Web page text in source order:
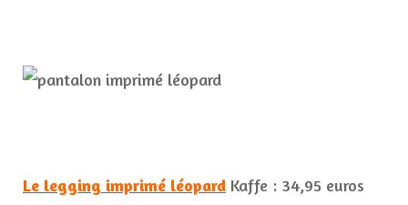
Le legging imprimé léopard Kaffe : 34,95 euros